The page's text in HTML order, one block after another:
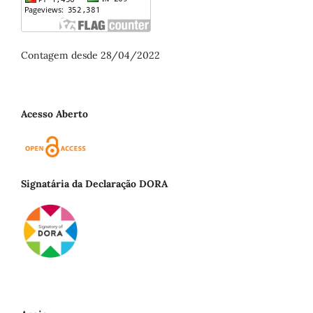
Contagem desde 28/04/2022
Acesso Aberto
Signatária da Declaração DORA